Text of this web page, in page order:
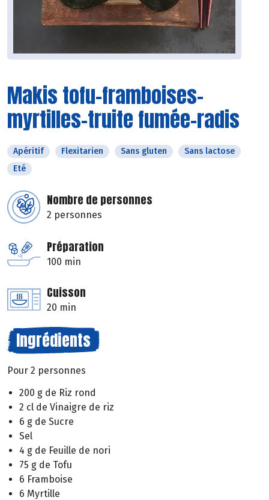
Makis tofu-framboises-
myrtilles-truite fumée-radis
Apéritif Flexitarien Sans gluten
Sans lactose
Eté
Nombre de personnes
2 personnes
Préparation
100 min
Cuisson
20 min
Ingrédients
Pour 2 personnes
200 g de Riz rond
2 cl de Vinaigre de riz
6 g de Sucre
Sel
4 g de Feuille de nori
75 g de Tofu
6 Framboise
6 Myrtille